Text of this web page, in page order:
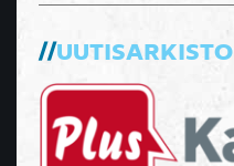
UUTISARKISTO